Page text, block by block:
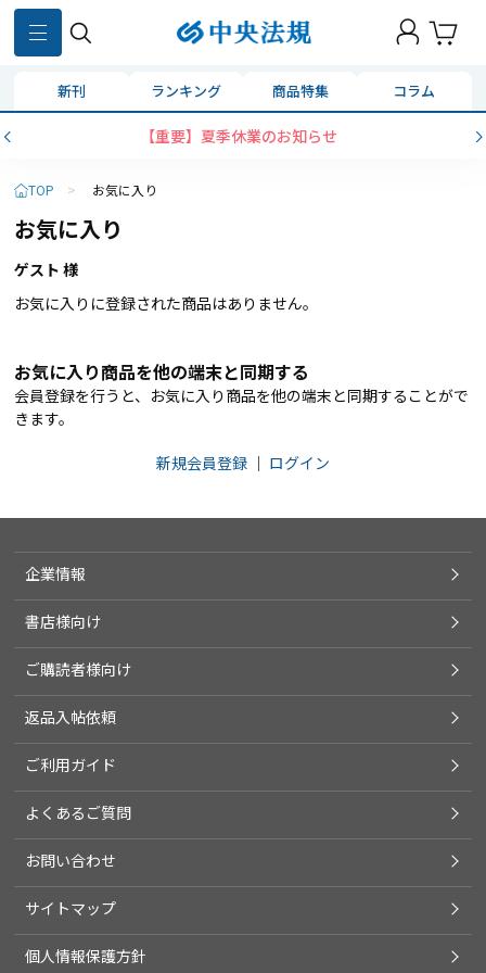
新刊 ランキング 商品特集 コラム
【重要】夏季休業のお知らせ
TOP > お気に入り
お気に入り
ゲスト 様
お気に入りに登録された商品はありません。
お気に入り商品を他の端末と同期する
会員登録を行うと、お気に入り商品を他の端末と同期することがで
きます。
新規会員登録 ｜ ログイン
企業情報
書店様向け
ご購読者様向け
返品入帖依頼
ご利用ガイド
よくあるご質問
お問い合わせ
サイトマップ
個人情報保護方針